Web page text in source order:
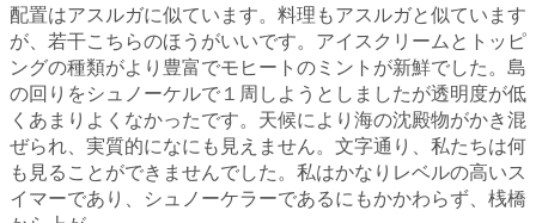
配置はアスルガに似ています。料理もアスルガと似ています
が、若干こちらのほうがいいです。アイスクリームとトッピ
ングの種類がより豊富でモヒートのミントが新鮮でした。島
の回りをシュノーケルで１周しようとしましたが透明度が低
くあまりよくなかったです。天候により海の沈殿物がかき混
ぜられ、実質的になにも見えません。文字通り、私たちは何
も見ることができませんでした。私はかなりレベルの高いス
イマーであり、シュノーケラーであるにもかかわらず、桟橋